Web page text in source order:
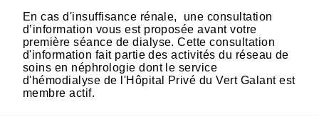
En cas d'insuffisance rénale, une consultation
d’information vous est proposée avant votre
première séance de dialyse. Cette consultation
d'information fait partie des activités du réseau de
soins en néphrologie dont le service
d'hémodialyse de l'Hôpital Privé du Vert Galant est
membre actif.